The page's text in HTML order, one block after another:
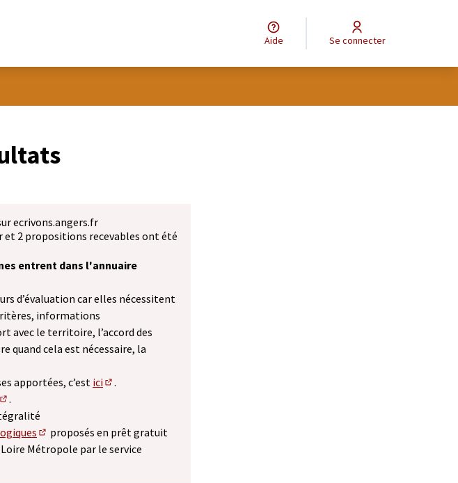
Aide Se connecter
ecrivons.angers.fr
et 2 propositions recevables ont été
entrent dans l'annuaire
d’évaluation car elles nécessitent
informations
avec le territoire, l’accord des
quand cela est nécessaire, la
apportées, c’est ici
.
dans un nouvel onglet)
.
(Lien externe)
proposés en prêt gratuit
Métropole par le service